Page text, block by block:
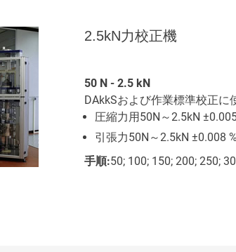
2.5kN力校正機
50 N - 2.5 kN
DAkkSおよび作業標準校正に
圧縮力用50N～2.5kN ±0.005
引張力50N～2.5kN ±0.008
手順:50; 100; 150; 200; 250;